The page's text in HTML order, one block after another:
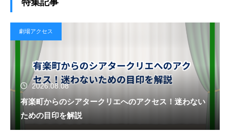
劇場アクセス
2026.08.08
有楽町からのシアタークリエへのアクセス！迷わない
ための目印を解説